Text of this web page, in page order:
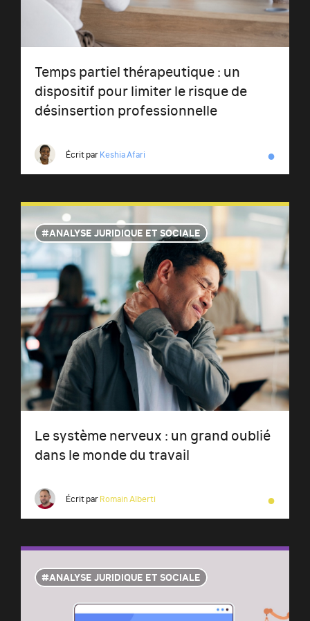
Temps partiel thérapeutique : un
dispositif pour limiter le risque de
désinsertion professionnelle
Écrit parKeshia Afari ●
ANALYSE JURIDIQUE ET SOCIALE
Le système nerveux : un grand oublié
dans le monde du travail
Écrit parRomain Alberti ●
ANALYSE JURIDIQUE ET SOCIALE